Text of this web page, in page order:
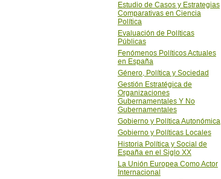
Estudio de Casos y Estrategias
Comparativas en Ciencia
Política
Evaluación de Políticas
Públicas
Fenómenos Políticos Actuales
en España
Género, Política y Sociedad
Gestión Estratégica de
Organizaciones
Gubernamentales Y No
Gubernamentales
Gobierno y Política Autonómica
Gobierno y Políticas Locales
Historia Política y Social de
España en el Siglo XX
La Unión Europea Como Actor
Internacional